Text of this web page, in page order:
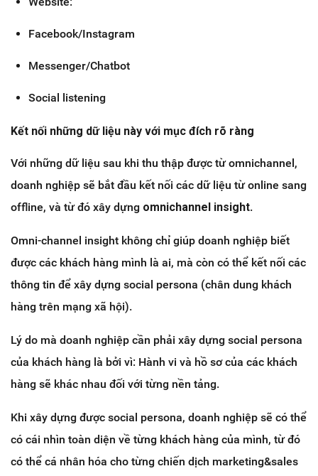
Facebook/Instagram
Messenger/Chatbot
Social listening
Kết nối những dữ liệu này với mục đích rõ ràng
Với những dữ liệu sau khi thu thập được từ omnichannel,
doanh nghiệp sẽ bắt đầu kết nối các dữ liệu từ online sang
offline, và từ đó xây dựng omnichannel insight.
Omni-channel insight không chỉ giúp doanh nghiệp biết
được các khách hàng mình là ai, mà còn có thể kết nối các
thông tin để xây dựng social persona (chân dung khách
hàng trên mạng xã hội).
Lý do mà doanh nghiệp cần phải xây dựng social persona
của khách hàng là bởi vì: Hành vi và hồ sơ của các khách
hàng sẽ khác nhau đối với từng nền tảng.
Khi xây dựng được social persona, doanh nghiệp sẽ có thể
có cái nhìn toàn diện về từng khách hàng của mình, từ đó
có thể cá nhân hóa cho từng chiến dịch marketing&sales